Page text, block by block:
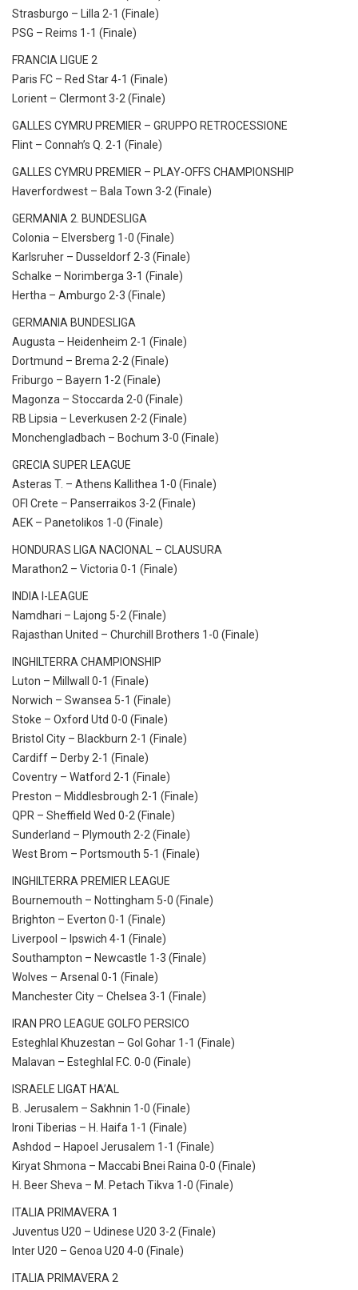
Strasburgo – Lilla 2-1 (Finale)
PSG – Reims 1-1 (Finale)
FRANCIA LIGUE 2
Paris FC – Red Star 4-1 (Finale)
Lorient – Clermont 3-2 (Finale)
GALLES CYMRU PREMIER – GRUPPO RETROCESSIONE
Flint – Connah’s Q. 2-1 (Finale)
GALLES CYMRU PREMIER – PLAY-OFFS CHAMPIONSHIP
Haverfordwest – Bala Town 3-2 (Finale)
GERMANIA 2. BUNDESLIGA
Colonia – Elversberg 1-0 (Finale)
Karlsruher – Dusseldorf 2-3 (Finale)
Schalke – Norimberga 3-1 (Finale)
Hertha – Amburgo 2-3 (Finale)
GERMANIA BUNDESLIGA
Augusta – Heidenheim 2-1 (Finale)
Dortmund – Brema 2-2 (Finale)
Friburgo – Bayern 1-2 (Finale)
Magonza – Stoccarda 2-0 (Finale)
RB Lipsia – Leverkusen 2-2 (Finale)
Monchengladbach – Bochum 3-0 (Finale)
GRECIA SUPER LEAGUE
Asteras T. – Athens Kallithea 1-0 (Finale)
OFI Crete – Panserraikos 3-2 (Finale)
AEK – Panetolikos 1-0 (Finale)
HONDURAS LIGA NACIONAL – CLAUSURA
Marathon2 – Victoria 0-1 (Finale)
INDIA I-LEAGUE
Namdhari – Lajong 5-2 (Finale)
Rajasthan United – Churchill Brothers 1-0 (Finale)
INGHILTERRA CHAMPIONSHIP
Luton – Millwall 0-1 (Finale)
Norwich – Swansea 5-1 (Finale)
Stoke – Oxford Utd 0-0 (Finale)
Bristol City – Blackburn 2-1 (Finale)
Cardiff – Derby 2-1 (Finale)
Coventry – Watford 2-1 (Finale)
Preston – Middlesbrough 2-1 (Finale)
QPR – Sheffield Wed 0-2 (Finale)
Sunderland – Plymouth 2-2 (Finale)
West Brom – Portsmouth 5-1 (Finale)
INGHILTERRA PREMIER LEAGUE
Bournemouth – Nottingham 5-0 (Finale)
Brighton – Everton 0-1 (Finale)
Liverpool – Ipswich 4-1 (Finale)
Southampton – Newcastle 1-3 (Finale)
Wolves – Arsenal 0-1 (Finale)
Manchester City – Chelsea 3-1 (Finale)
IRAN PRO LEAGUE GOLFO PERSICO
Esteghlal Khuzestan – Gol Gohar 1-1 (Finale)
Malavan – Esteghlal F.C. 0-0 (Finale)
ISRAELE LIGAT HA’AL
B. Jerusalem – Sakhnin 1-0 (Finale)
Ironi Tiberias – H. Haifa 1-1 (Finale)
Ashdod – Hapoel Jerusalem 1-1 (Finale)
Kiryat Shmona – Maccabi Bnei Raina 0-0 (Finale)
H. Beer Sheva – M. Petach Tikva 1-0 (Finale)
ITALIA PRIMAVERA 1
Juventus U20 – Udinese U20 3-2 (Finale)
Inter U20 – Genoa U20 4-0 (Finale)
ITALIA PRIMAVERA 2